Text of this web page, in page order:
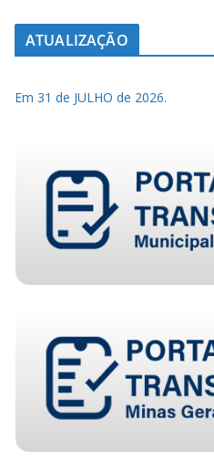
ATUALIZAÇÃO
Em 31 de JULHO de 2026.